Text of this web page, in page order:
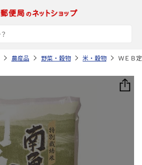
農産品 野菜・穀物 米・穀物 ＷＥＢ